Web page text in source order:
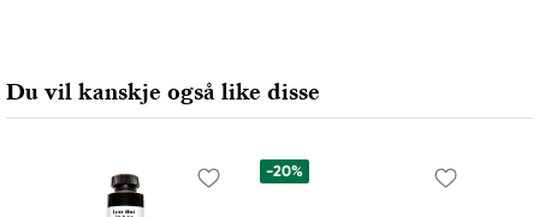
7311 PD Apeldoorn, Netherlands
info@royaltalens.com
Du vil kanskje også like disse
-20%